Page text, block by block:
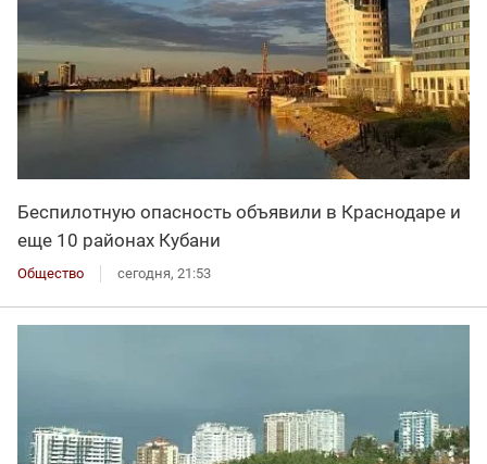
Беспилотную опасность объявили в Краснодаре и
еще 10 районах Кубани
Общество сегодня, 21:53